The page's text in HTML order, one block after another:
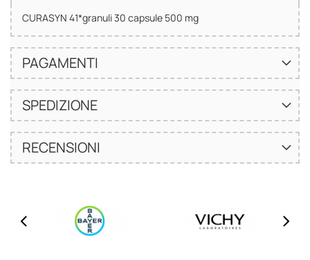
CURASYN 41*granuli 30 capsule 500 mg
PAGAMENTI
SPEDIZIONE
RECENSIONI